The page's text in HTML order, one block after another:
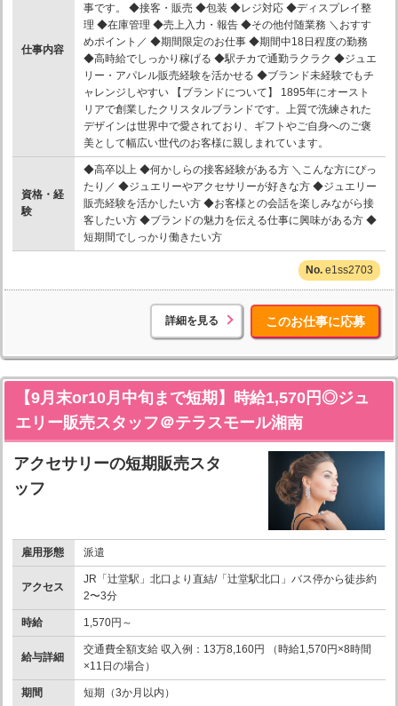
仕事内容
事です。 ◆接客・販売 ◆包装 ◆レジ対応 ◆ディスプレイ整
理 ◆在庫管理 ◆売上入力・報告 ◆その他付随業務 ＼おすす
めポイント／ ◆期間限定のお仕事 ◆期間中18日程度の勤務
◆高時給でしっかり稼げる ◆駅チカで通勤ラクラク ◆ジュエ
リー・アパレル販売経験を活かせる ◆ブランド未経験でもチ
ャレンジしやすい 【ブランドについて】 1895年にオースト
リアで創業したクリスタルブランドです。上質で洗練された
デザインは世界中で愛されており、ギフトやご自身へのご褒
美として幅広い世代のお客様に親しまれています。
資格・経
験
◆高卒以上 ◆何かしらの接客経験がある方 ＼こんな方にぴっ
たり／ ◆ジュエリーやアクセサリーが好きな方 ◆ジュエリー
販売経験を活かしたい方 ◆お客様との会話を楽しみながら接
客したい方 ◆ブランドの魅力を伝える仕事に興味がある方 ◆
短期間でしっかり働きたい方
e1ss2703
詳細を見る このお仕事に応募
【9月末or10月中旬まで短期】時給1,570円◎ジュ
エリー販売スタッフ＠テラスモール湘南
アクセサリーの短期販売スタ
ッフ
雇用形態 派遣
アクセス
JR「辻堂駅」北口より直結/「辻堂駅北口」バス停から徒歩約
2〜3分
時給 1,570円～
給与詳細
交通費全額支給 収入例：13万8,160円 （時給1,570円×8時間
×11日の場合）
期間 短期（3か月以内）